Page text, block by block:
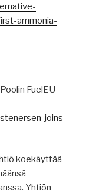
ammonia-
FuelEU
joins-
koekäyttää
Yhtiön